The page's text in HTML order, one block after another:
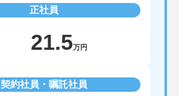
正社員
21.5万円
契約社員・嘱託社員